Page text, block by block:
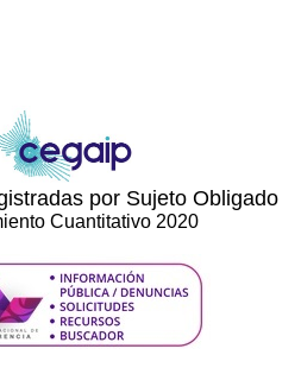
por Sujeto Obligado
Cuantitativo 2020